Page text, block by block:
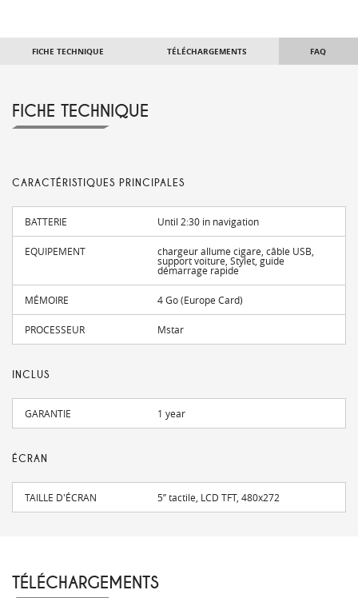
FICHE TECHNIQUE TÉLÉCHARGEMENTS FAQ
FICHE TECHNIQUE
CARACTÉRISTIQUES PRINCIPALES
BATTERIE Until 2:30 in navigation
EQUIPEMENT chargeur allume cigare, câble USB,
support voiture, Stylet, guide
démarrage rapide
MÉMOIRE 4 Go (Europe Card)
PROCESSEUR Mstar
INCLUS
GARANTIE 1 year
ÉCRAN
TAILLE D'ÉCRAN 5’’ tactile, LCD TFT, 480x272
TÉLÉCHARGEMENTS